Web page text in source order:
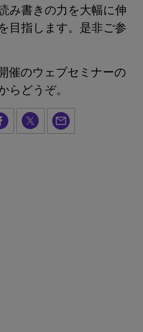
み書きの力を大幅に伸
目指します。是非ご参
催のウェブセミナーの
らどうぞ。